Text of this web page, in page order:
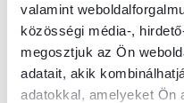
valamint
közösségi média-,
megosztjuk az Ön
adatait, akik
adatokkal, amelyeket Ön